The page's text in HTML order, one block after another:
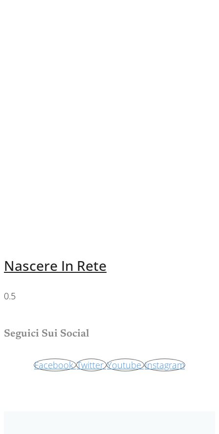
Nascere In Rete
Seguici Sui Social
Facebook Twitter Youtube Instagram